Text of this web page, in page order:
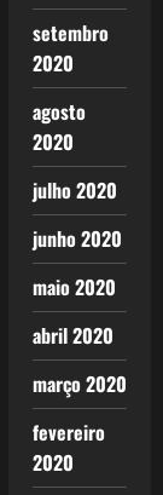
setembro
2020
agosto
2020
julho 2020
junho 2020
maio 2020
abril 2020
março 2020
fevereiro
2020